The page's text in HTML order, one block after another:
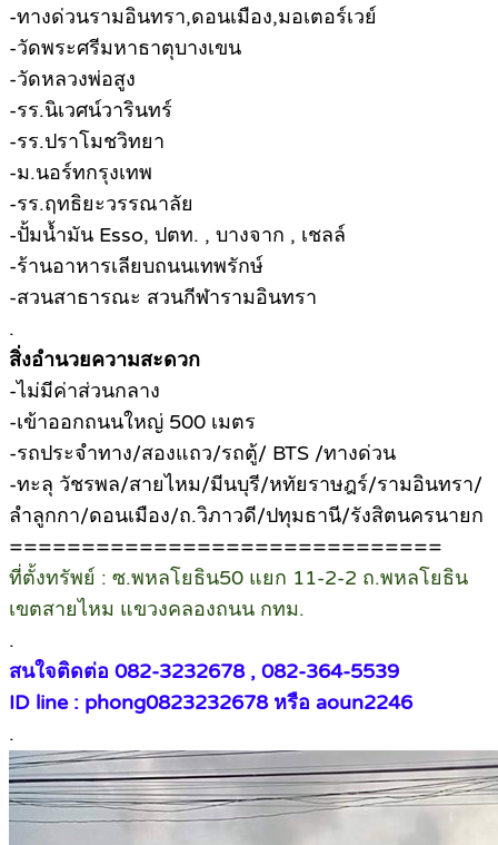
-ทางด่วนรามอินทรา,ดอนเมือง,มอเตอร์เวย์
-วัดพระศรีมหาธาตุบางเขน
-วัดหลวงพ่อสูง
-รร.นิเวศน์วารินทร์
-รร.ปราโมชวิทยา
-ม.นอร์ทกรุงเทพ
-รร.ฤทธิยะวรรณาลัย
-ปั้มน้ำมัน Esso, ปตท. , บางจาก , เชลล์
-ร้านอาหารเลียบถนนเทพรักษ์
-สวนสาธารณะ สวนกีฬารามอินทรา
.
สิ่งอำนวยความสะดวก
-ไม่มีค่าส่วนกลาง
-เข้าออกถนนใหญ่ 500 เมตร
-รถประจำทาง/สองแถว/รถตู้/ BTS /ทางด่วน
-ทะลุ วัชรพล/สายไหม/มีนบุรี/หทัยราษฎร์/รามอินทรา/
ลำลูกกา/ดอนเมือง/ถ.วิภาวดี/ปทุมธานี/รังสิตนครนายก
==============================
ที่ตั้งทรัพย์ : ซ.พหลโยธิน50 แยก 11-2-2 ถ.พหลโยธิน
เขตสายไหม แขวงคลองถนน กทม.
.
สนใจติดต่อ 082-3232678 , 082-364-5539
ID line : phong0823232678 หรือ aoun2246
.